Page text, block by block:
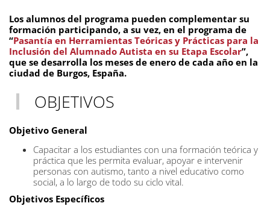
Los alumnos del programa pueden complementar su
formación participando, a su vez, en el programa de
“Pasantía en Herramientas Teóricas y Prácticas para la
Inclusión del Alumnado Autista en su Etapa Escolar”,
que se desarrolla los meses de enero de cada año en la
ciudad de Burgos, España.
OBJETIVOS
Objetivo General
Capacitar a los estudiantes con una formación teórica y
práctica que les permita evaluar, apoyar e intervenir
personas con autismo, tanto a nivel educativo como
social, a lo largo de todo su ciclo vital.
Objetivos Específicos